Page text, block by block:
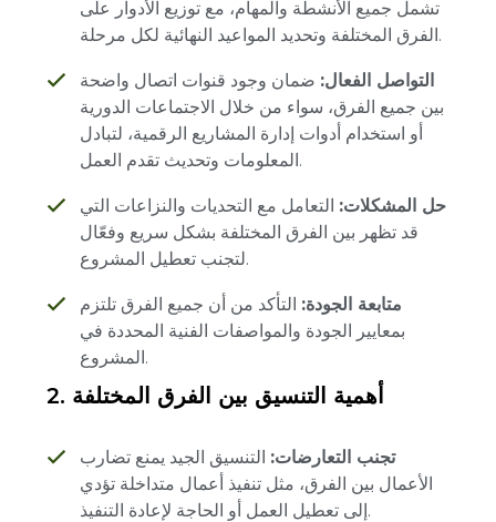
تشمل جميع الأنشطة والمهام، مع توزيع الأدوار على
الفرق المختلفة وتحديد المواعيد النهائية لكل مرحلة.
التواصل الفعال: ضمان وجود قنوات اتصال واضحة
بين جميع الفرق، سواء من خلال الاجتماعات الدورية
أو استخدام أدوات إدارة المشاريع الرقمية، لتبادل
المعلومات وتحديث تقدم العمل.
حل المشكلات: التعامل مع التحديات والنزاعات التي
قد تظهر بين الفرق المختلفة بشكل سريع وفعّال
لتجنب تعطيل المشروع.
متابعة الجودة: التأكد من أن جميع الفرق تلتزم
بمعايير الجودة والمواصفات الفنية المحددة في
المشروع.
2. أهمية التنسيق بين الفرق المختلفة
تجنب التعارضات: التنسيق الجيد يمنع تضارب
الأعمال بين الفرق، مثل تنفيذ أعمال متداخلة تؤدي
إلى تعطيل العمل أو الحاجة لإعادة التنفيذ.